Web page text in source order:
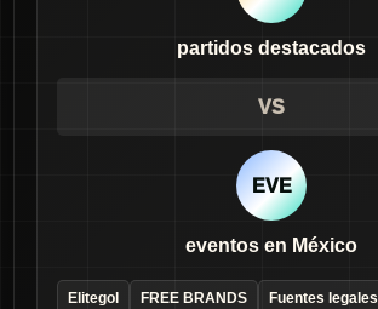
partidos destacados
VS
EVE
eventos en México
Elitegol FREE BRANDS Fuentes legales